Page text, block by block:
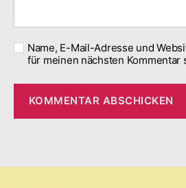
Name, E-Mail-Adresse und
für meinen nächsten Kommentar